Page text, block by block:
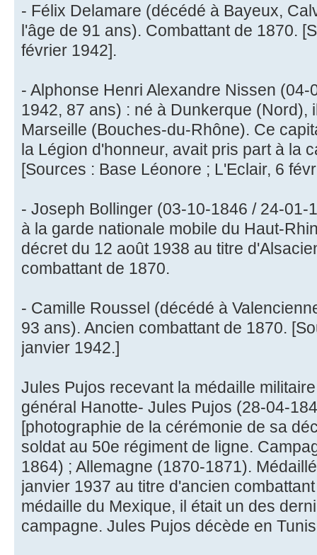
- Félix Delamare (décédé à Bayeux,
l'âge de 91 ans). Combattant de 1870.
février 1942].
- Alphonse Henri Alexandre Nissen
1942, 87 ans) : né à Dunkerque (Nord),
Marseille (Bouches-du-Rhône). Ce
la Légion d'honneur, avait pris part à la
[Sources : Base Léonore ; L'Eclair, 6
- Joseph Bollinger (03-10-1846 / 24-01-
à la garde nationale mobile du Haut-
décret du 12 août 1938 au titre
combattant de 1870.
- Camille Roussel (décédé à
93 ans). Ancien combattant de 1870.
janvier 1942.]
Jules Pujos recevant la médaille
général Hanotte- Jules Pujos (28-04-
[photographie de la cérémonie de sa
soldat au 50e régiment de ligne.
1864) ; Allemagne (1870-1871).
janvier 1937 au titre d'ancien
médaille du Mexique, il était un des
campagne. Jules Pujos décède en